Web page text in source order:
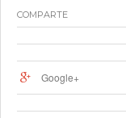
COMPARTE
Google+